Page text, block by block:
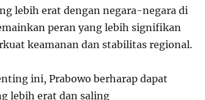
lebih erat dengan negara-negara di
peran yang lebih signifikan
keamanan dan stabilitas regional.
ini, Prabowo berharap dapat
lebih erat dan saling